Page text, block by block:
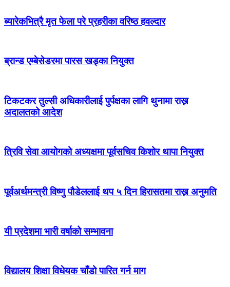
ब्यारेकभित्रै मृत फेला परे प्रहरीका वरिष्ठ हवल्दार
ब्रान्ड एम्बेसेडरमा पारस खड्का नियुक्त
टिकटकर तुल्सी अधिकारीलाई पुर्पक्षका लागि थुनामा राख्न
अदालतको आदेश
त्रिवि सेवा आयोगको अध्यक्षमा पूर्वसचिव किशोर थापा नियुक्त
पूर्वअर्थमन्त्री विष्णु पौडेललाई थप ५ दिन हिरासतमा राख्न अनुमति
यी प्रदेशमा भारी वर्षाको सम्भावना
विद्यालय शिक्षा विधेयक चाँडो पारित गर्न माग